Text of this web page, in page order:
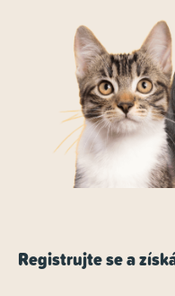
Registrujte se a